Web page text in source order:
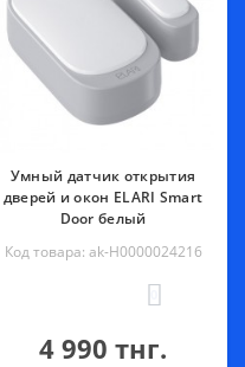
Умный датчик открытия
дверей и окон ELARI Smart
Door белый
Код товара: ak-Н0000024216
4 990 тнг.